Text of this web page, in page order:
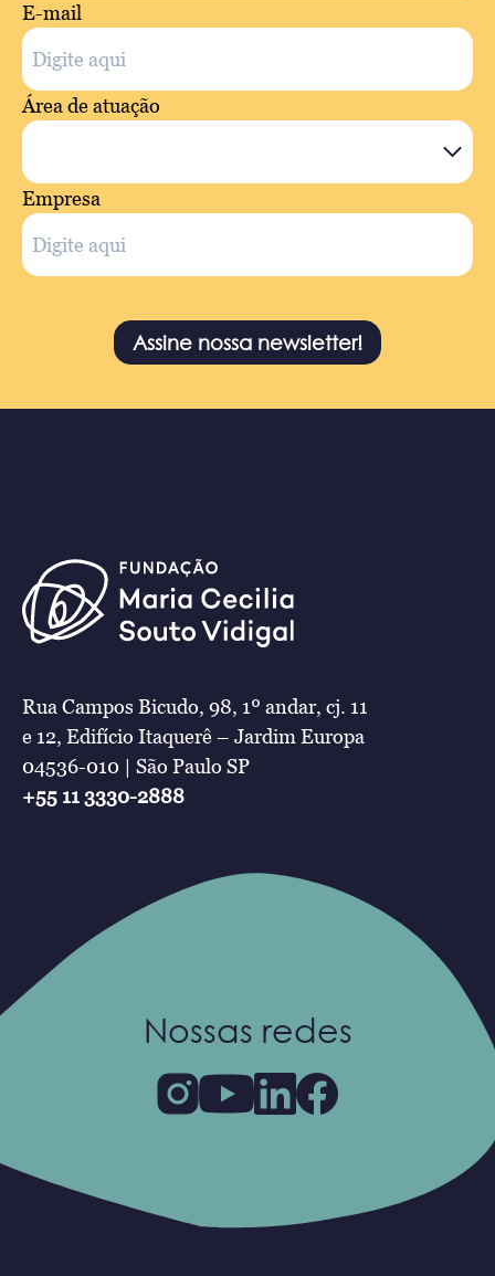
E-mail
Área de atuação
Empresa
Assine nossa newsletter!
Rua Campos Bicudo, 98, 1º andar, cj. 11
e 12, Edifício Itaquerê – Jardim Europa
04536-010 | São Paulo SP
+55 11 3330-2888
Nossas redes